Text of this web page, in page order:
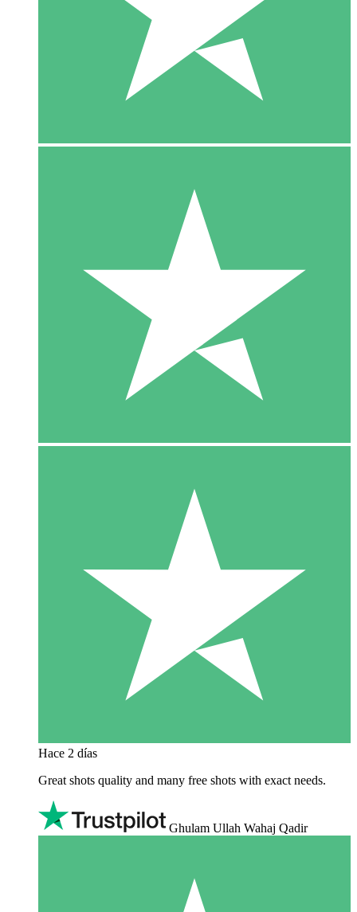
Hace 2 días
Great shots quality and many free shots with exact needs.
Ghulam Ullah Wahaj Qadir